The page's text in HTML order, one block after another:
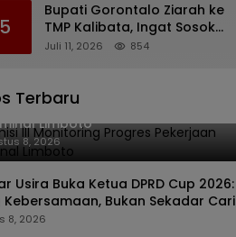
5
Bupati Gorontalo Ziarah ke
TMP Kalibata, Ingat Sosok
Rachmat Gobel
Juli 11, 2026 854
Terbaru
III Monitoring Progres Pekerjaan
Limboto
8, 2026
Usira Buka Ketua DPRD Cup 2026:
Kebersamaan, Bukan Sekadar Cari
8, 2026